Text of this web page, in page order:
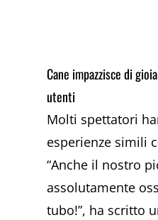
Cane impazzisce di
utenti
Molti spettatori
esperienze simili
“Anche il nostro
assolutamente
tubo!”, ha scritto